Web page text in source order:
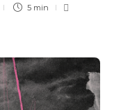
5 min